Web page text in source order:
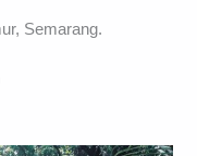
Semarang.